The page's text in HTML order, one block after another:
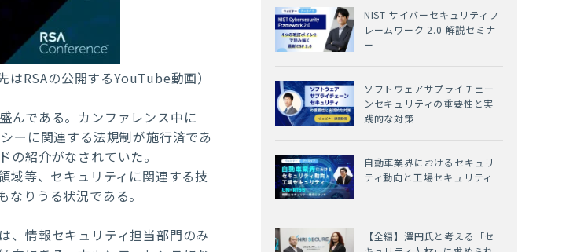
はRSAの公開するYouTube動画）
んである。カンファレンス中に
ーに関連する法規制が施行済であ
紹介がなされていた。
域等、セキュリティに関連する技
りうる状況である。
、情報セキュリティ担当部門のみ
NIST サイバーセキュリティフ
レームワーク 2.0 解説セミナ
ー
ソフトウェアサプライチェー
ンセキュリティの重要性と実
践的な対策
自動車業界におけるセキュリ
ティ動向と工場セキュリティ
【全編】澤円氏と考える「セ